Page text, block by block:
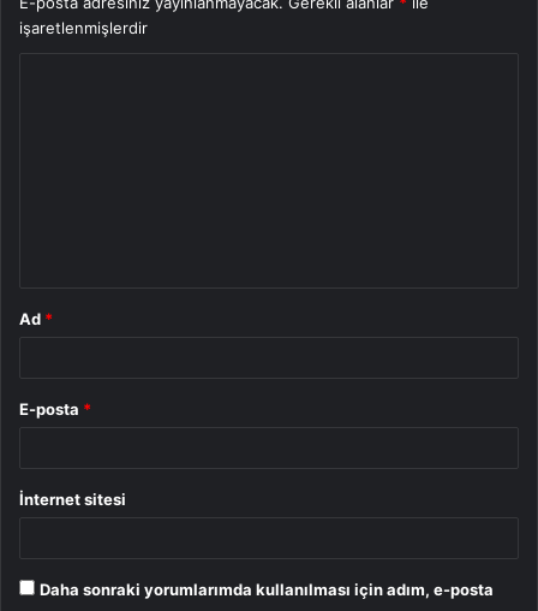
işaretlenmişlerdir
Ad *
E-posta *
İnternet sitesi
Daha sonraki yorumlarımda kullanılması için adım, e-posta